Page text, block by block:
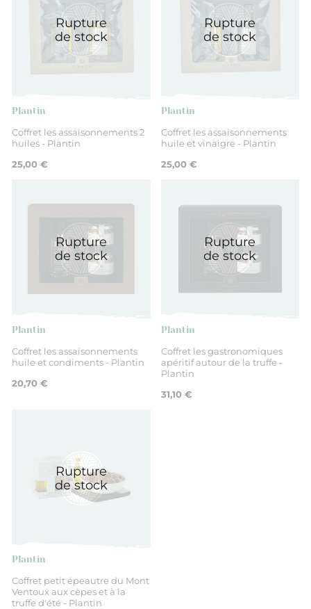
Rupture
de stock
Plantin
Coffret les assaisonnements 2
huiles - Plantin
25,00 €
Rupture
de stock
Plantin
Coffret les assaisonnements
huile et vinaigre - Plantin
25,00 €
Rupture
de stock
Plantin
Coffret les assaisonnements
huile et condiments - Plantin
20,70 €
Rupture
de stock
Plantin
Coffret les gastronomiques
apéritif autour de la truffe -
Plantin
31,10 €
Rupture
de stock
Plantin
Coffret petit épeautre du Mont
Ventoux aux cèpes et à la
truffe d'été - Plantin